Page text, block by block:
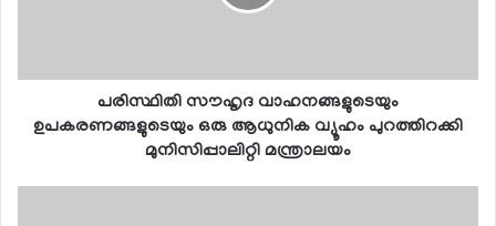
പരിസ്ഥിതി സൗഹൃദ വാഹനങ്ങളുടെയും
ഉപകരണങ്ങളുടെയും ഒരു ആധുനിക വ്യൂഹം പുറത്തിറക്കി
മുനിസിപ്പാലിറ്റി മന്ത്രാലയം